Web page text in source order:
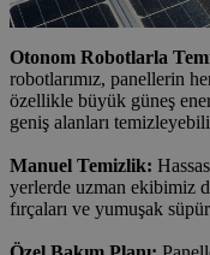
Otonom Robotlarla
robotlarımız, panellerin
özellikle büyük güneş
geniş alanları
Manuel Temizlik:
yerlerde uzman ekibimiz
fırçaları ve yumuşak